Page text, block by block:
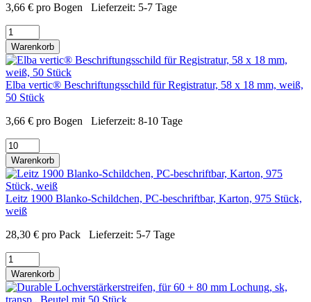
3,66 € pro Bogen Lieferzeit: 5-7 Tage
Warenkorb
Elba vertic® Beschriftungsschild für Registratur, 58 x 18 mm, weiß,
50 Stück
3,66 € pro Bogen Lieferzeit: 8-10 Tage
Warenkorb
Leitz 1900 Blanko-Schildchen, PC-beschriftbar, Karton, 975 Stück,
weiß
28,30 € pro Pack Lieferzeit: 5-7 Tage
Warenkorb